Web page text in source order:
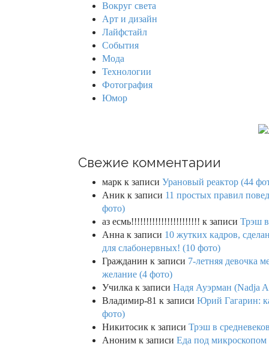
Вокруг света
Арт и дизайн
Лайфстайл
События
Мода
Технологии
Фотография
Юмор
Свежие комментарии
марк к записи Урановый реактор (44
Аник к записи 11 простых правил
фото)
аз есмь!!!!!!!!!!!!!!!!!!!!!!! к записи Трэш в
Анна к записи 10 жутких кадров,
для слабонервных! (10 фото)
Гражданин к записи 7-летняя девочка
желание (4 фото)
Училка к записи Надя Ауэрман (Nadja
Владимир-81 к записи Юрий Гагарин:
фото)
Никитосик к записи Трэш в
Аноним к записи Еда под микроскопом